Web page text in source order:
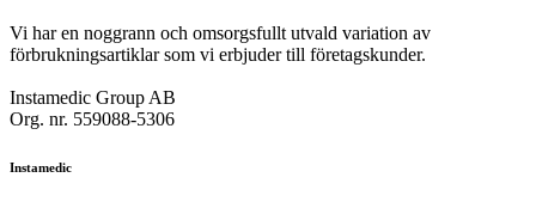
Vi har en noggrann och omsorgsfullt utvald variation av
förbrukningsartiklar som vi erbjuder till företagskunder.
Instamedic Group AB
Org. nr. 559088-5306
Instamedic